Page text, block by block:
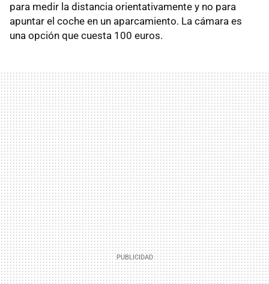
para medir la distancia orientativamente y no para
apuntar el coche en un aparcamiento. La cámara es
una opción que cuesta 100 euros.